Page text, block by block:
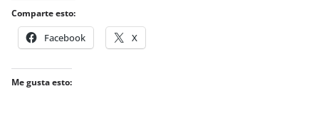
Comparte esto:
Facebook X
Me gusta esto: